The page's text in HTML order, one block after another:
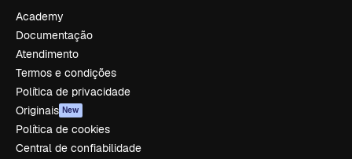
Academy
Documentação
Atendimento
Termos e condições
Política de privacidade
Originais New
Política de cookies
Central de confiabilidade